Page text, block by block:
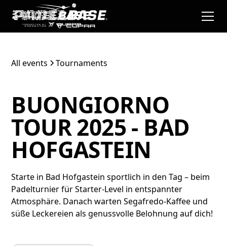
All events Tournaments
BUONGIORNO
TOUR 2025 - BAD
HOFGASTEIN
Starte in Bad Hofgastein sportlich in den Tag – beim
Padelturnier für Starter-Level in entspannter
Atmosphäre. Danach warten Segafredo-Kaffee und
süße Leckereien als genussvolle Belohnung auf dich!